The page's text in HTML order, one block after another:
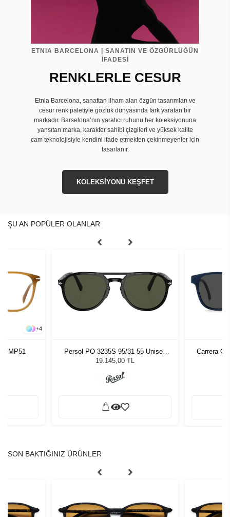
ETNIA BARCELONA | SANATIN VE ÖZGÜRLÜĞÜN
İFADESİ
RENKLERLE CESUR
Etnia Barcelona, sanattan ilham alan özgün tasarımları ve
cesur renk paletiyle gözlük dünyasında fark yaratan bir
markadır. Barselona’nın yaratıcı ruhunu her koleksiyonuna
yansıtan marka, karakter sahibi çizgileri ve yüksek kalite
cam teknolojisiyle kendini ifade etmekten çekinmeyenler için
tasarlanır.
KOLEKSİYONU KEŞFET
ŞU AN POPÜLER OLANLAR
+4
FMP51
Persol PO 3235S 95/31 55 Unisex
Güneş Gözlüğü
19.145,00 TL
Carrera
SON BAKTIĞINIZ ÜRÜNLER